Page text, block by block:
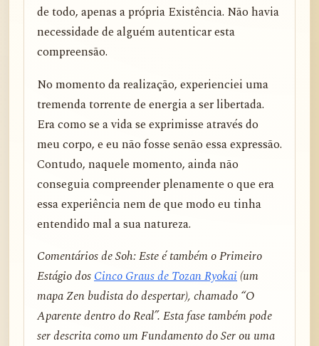
de todo, apenas a própria Existência. Não havia
necessidade de alguém autenticar esta
compreensão.
No momento da realização, experienciei uma
tremenda torrente de energia a ser libertada.
Era como se a vida se exprimisse através do
meu corpo, e eu não fosse senão essa expressão.
Contudo, naquele momento, ainda não
conseguia compreender plenamente o que era
essa experiência nem de que modo eu tinha
entendido mal a sua natureza.
Comentários de Soh: Este é também o Primeiro
Estágio dosCinco Graus de Tozan Ryokai (um
mapa Zen budista do despertar), chamado “O
Aparente dentro do Real”. Esta fase também pode
ser descrita como um Fundamento do Ser ou uma